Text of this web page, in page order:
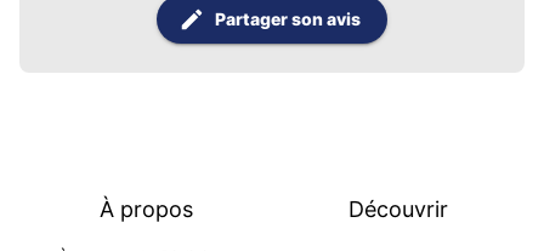
Partager son avis
À propos Découvrir